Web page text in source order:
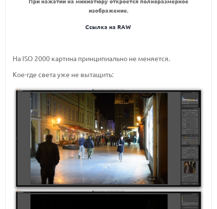
При нажатии на миниатюру откроется полноразмерное
изображение.
Ссылка на RAW
На ISO 2000 картина принципиально не меняется.
Кое-где света уже не вытащить: